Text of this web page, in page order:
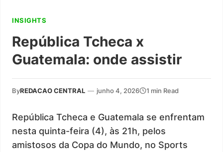
INSIGHTS
República Tcheca x
Guatemala: onde assistir
ByREDACAO CENTRAL — junho 4, 2026 1 min Read
República Tcheca e Guatemala se enfrentam
nesta quinta-feira (4), às 21h, pelos
amistosos da Copa do Mundo, no Sports